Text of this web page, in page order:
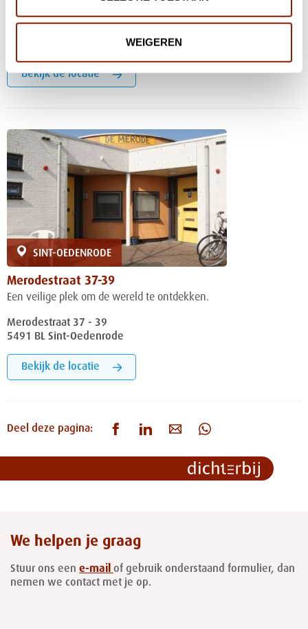
WEIGEREN
Maar de begeleiders staan altijd voor je klaar als je hulp nodig
hebt.
Bekijk de locatie
SINT-OEDENRODE
Merodestraat 37-39
Een veilige plek om de wereld te ontdekken.
Merodestraat 37 - 39
5491 BL Sint-Oedenrode
Bekijk de locatie
Deel deze pagina:
We helpen je graag
Stuur ons een e-mail of gebruik onderstaand formulier, dan
nemen we contact met je op.